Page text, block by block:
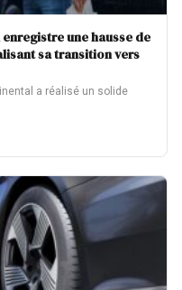
une hausse de
sa transition vers
a réalisé un solide